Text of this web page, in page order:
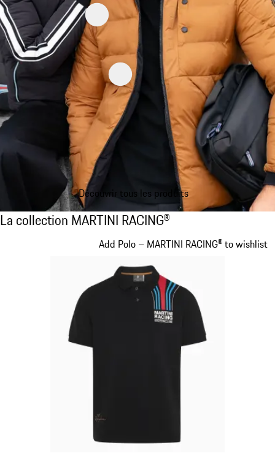
Découvrir tous les produits
La collection MARTINI RACING®
La collection MARTINI RACING®
Add Polo – MARTINI RACING® to wishlist